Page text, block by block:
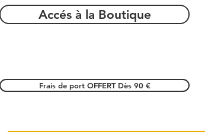
Accés à la Boutique
Frais de port OFFERT Dès 90 €